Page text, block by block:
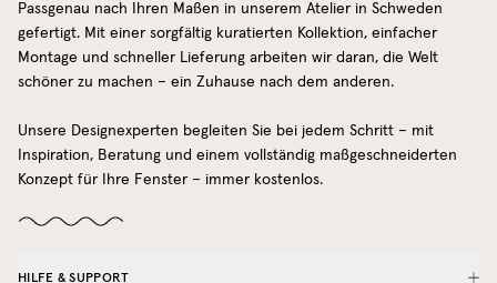
Passgenau nach Ihren Maßen in unserem Atelier in Schweden
gefertigt. Mit einer sorgfältig kuratierten Kollektion, einfacher
Montage und schneller Lieferung arbeiten wir daran, die Welt
schöner zu machen – ein Zuhause nach dem anderen.
Unsere Designexperten begleiten Sie bei jedem Schritt – mit
Inspiration, Beratung und einem vollständig maßgeschneiderten
Konzept für Ihre Fenster – immer kostenlos.
HILFE & SUPPORT